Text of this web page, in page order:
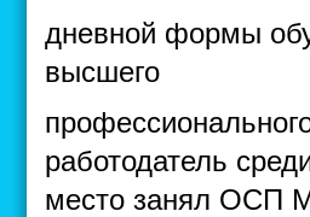
дневной формы
высшего
работодатель
место занял ОСП